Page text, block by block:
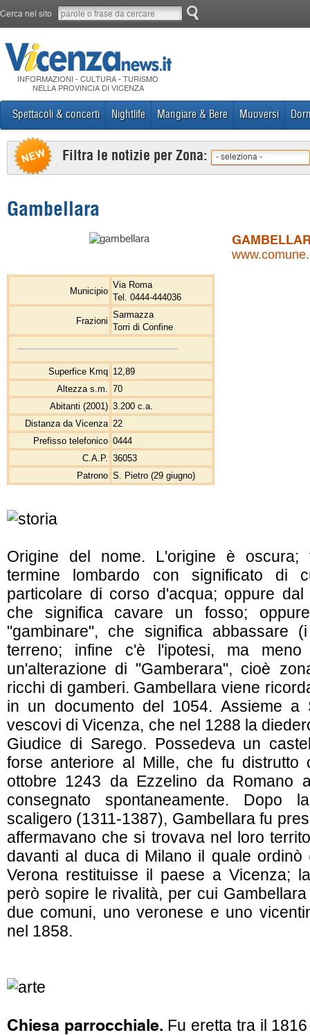
Cerca nel sito
INFORMAZIONI - CULTURA - TURISMO
NELLA PROVINCIA DI VICENZA
Spettacoli & concerti Nightlife Mangiare & Bere Muoversi
Filtra le notizie per Zona: - seleziona -
Gambellara
Municipio
Via Roma
Tel. 0444-444036
Frazioni
Sarmazza
Torri di Confine
Superfice Kmq 12,89
Altezza s.m. 70
Abitanti (2001) 3.200 c.a.
Distanza da Vicenza 22
Prefisso telefonico 0444
C.A.P. 36053
Patrono S. Pietro (29 giugno)
Origine del nome. L'origine è
termine lombardo con significato di
particolare di corso d'acqua; oppure dal
che significa cavare un fosso;
"gambinare", che significa abbassare
terreno; infine c'è l'ipotesi, ma
un'alterazione di "Gamberara", cioè
ricchi di gamberi. Gambellara viene
in un documento del 1054. Assieme a
vescovi di Vicenza, che nel 1288 la
Giudice di Sarego. Possedeva un
forse anteriore al Mille, che fu distrutto
ottobre 1243 da Ezzelino da Romano
consegnato spontaneamente. Dopo
scaligero (1311-1387), Gambellara fu
affermavano che si trovava nel loro
davanti al duca di Milano il quale
Verona restituisse il paese a Vicenza;
però sopire le rivalità, per cui
due comuni, uno veronese e uno
nel 1858.
Chiesa parrocchiale. Fu eretta tra il